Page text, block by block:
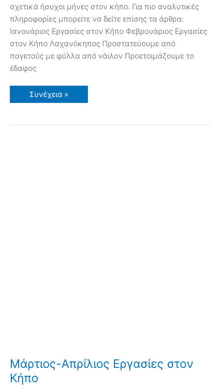
σχετικά ήσυχοι μήνες στον κήπο. Για πιο αναλυτικές
πληροφορίες μπορείτε να δείτε επίσης τα άρθρα:
Ιανουάριος Εργασίες στον Κήπο Φεβρουάριος Εργασίες
στον Κήπο Λαχανόκηπος Προστατεύουμε από
παγετούς με φύλλα από νάιλον Προετοιμάζουμε το
έδαφος
Ιανουάριος-
Φεβρουάριος
Κήπο
Συνέχεια »
Μάρτιος-Απρίλιος Εργασίες στον
Κήπο